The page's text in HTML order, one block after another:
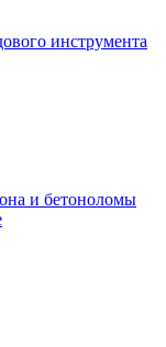
инструмента
и бетоноломы